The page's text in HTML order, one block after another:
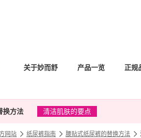
关于妙而舒 产品一览 正规
换方法 清洁肌肤的要点
网站 纸尿裤指南 腰贴式纸尿裤的替换方法